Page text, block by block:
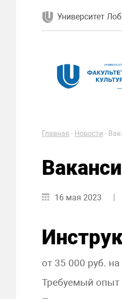
Университет
Главная - Новости -
16 мая 2023
от 35 000 руб. на
Требуемый опыт